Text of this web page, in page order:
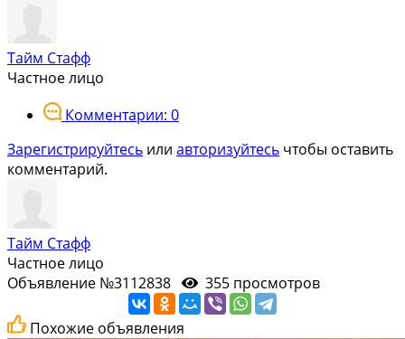
Тайм Стафф
Частное лицо
Комментарии: 0
Зарегистрируйтесь или авторизуйтесь чтобы оставить
комментарий.
Тайм Стафф
Частное лицо
Объявление №3112838
355 просмотров
Похожие объявления